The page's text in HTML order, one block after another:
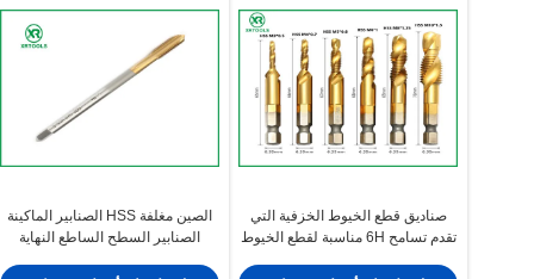
صناديق قطع الخيوط الخزفية التي
تقدم تسامح 6H مناسبة لقطع الخيوط
الصين مغلفة HSS الصنابير الماكينة
الصنابير السطح الساطع النهاية